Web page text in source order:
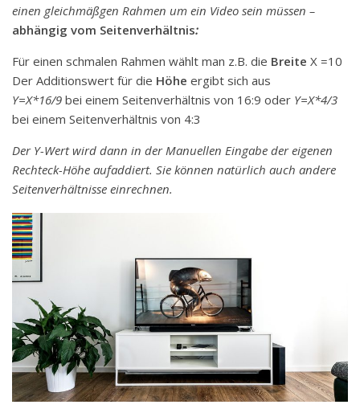
einen gleichmäßgen Rahmen um ein Video sein müssen –
abhängig vom Seitenverhältnis:
Für einen schmalen Rahmen wählt man z.B. die Breite X =10
Der Additionswert für die Höhe ergibt sich aus
Y=X*16/9 bei einem Seitenverhältnis von 16:9 oder Y=X*4/3
bei einem Seitenverhältnis von 4:3
Der Y-Wert wird dann in der Manuellen Eingabe der eigenen
Rechteck-Höhe aufaddiert. Sie können natürlich auch andere
Seitenverhältnisse einrechnen.